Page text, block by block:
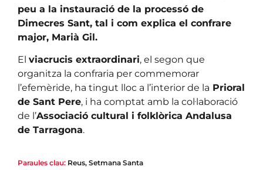
peu a la instauració de la processó de
Dimecres Sant, tal i com explica el confrare
major, Marià Gil.
El viacrucis extraordinari, el segon que
organitza la confraria per commemorar
l’efemèride, ha tingut lloc a l’interior de la Prioral
de Sant Pere, i ha comptat amb la col·laboració
de l’Associació cultural i folklòrica Andalusa
de Tarragona.
Paraules clau: Reus, Setmana Santa